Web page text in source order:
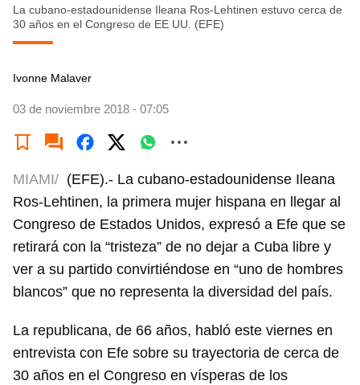
La cubano-estadounidense Ileana Ros-Lehtinen estuvo cerca de
30 años en el Congreso de EE UU. (EFE)
Ivonne Malaver
03 de noviembre 2018 - 07:05
MIAMI/ (EFE).- La cubano-estadounidense Ileana
Ros-Lehtinen, la primera mujer hispana en llegar al
Congreso de Estados Unidos, expresó a Efe que se
retirará con la “tristeza” de no dejar a Cuba libre y
ver a su partido convirtiéndose en “uno de hombres
blancos” que no representa la diversidad del país.
La republicana, de 66 años, habló este viernes en
entrevista con Efe sobre su trayectoria de cerca de
30 años en el Congreso en vísperas de los